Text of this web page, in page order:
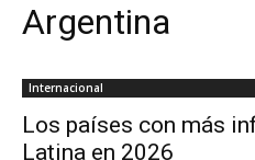
Argentina
Internacional
Los países con más
Latina en 2026